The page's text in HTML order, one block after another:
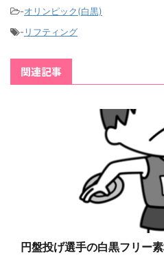
-オリンピック(白黒)
- リフティング
関連記事
円盤投げ選手の白黒フリー